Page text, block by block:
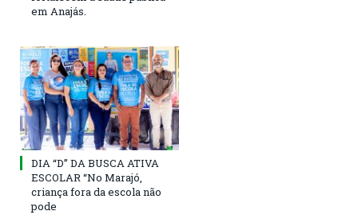
em Anajás.
DIA “D” DA BUSCA ATIVA
ESCOLAR “No Marajó,
criança fora da escola não
pode